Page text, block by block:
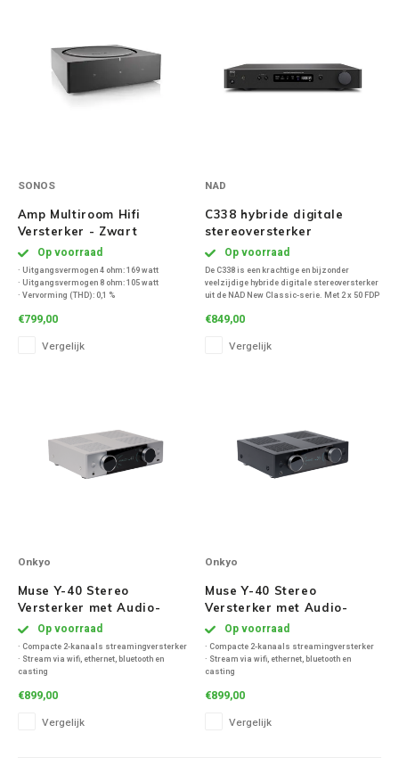
SONOS
Amp Multiroom Hifi
Versterker - Zwart
Op voorraad
· Uitgangsvermogen 4 ohm: 169 watt
· Uitgangsvermogen 8 ohm: 105 watt
· Vervorming (THD): 0,1 %
· Energieverbruik stand-by: 6 watt
· HDMI-ingangen: 1
€799,00
Vergelijk
NAD
C338 hybride digitale
stereoversterker
Op voorraad
De C338 is een krachtige en bijzonder
veelzijdige hybride digitale stereoversterker
uit de NAD New Classic-serie. Met 2 x 50 FDP
€849,00
Vergelijk
Onkyo
Muse Y-40 Stereo
Versterker met Audio-
Streaming - Zilver
Op voorraad
· Compacte 2-kanaals streamingversterker
· Stream via wifi, ethernet, bluetooth en
casting
· Meerdere analoge en digitale ingangen
· Bediening via app en eenvoudige setup
€899,00
Vergelijk
Onkyo
Muse Y-40 Stereo
Versterker met Audio-
Streaming - Zwart
Op voorraad
· Compacte 2-kanaals streamingversterker
· Stream via wifi, ethernet, bluetooth en
casting
· Meerdere analoge en digitale ingangen
· Bediening via app en eenvoudige setup
€899,00
Vergelijk